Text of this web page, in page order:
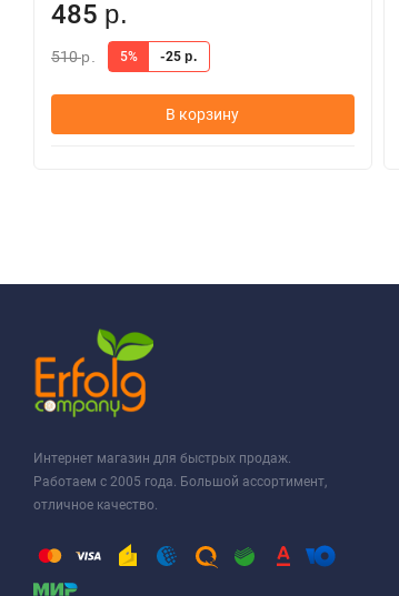
485 р.
510р. 5% -25 р.
В корзину
Интернет магазин для быстрых продаж.
Работаем с 2005 года. Большой ассортимент,
отличное качество.